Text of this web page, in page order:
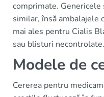
comprimate. Genericele
similar, însă ambalajele
mai ales pentru Cialis
sau blisturi necontrolate.
Modele de
Cererea pentru